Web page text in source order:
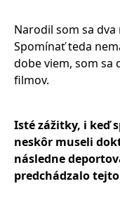
Narodil som sa
Spomínať teda
dobe viem, som sa
filmov.
Isté zážitky, i keď
neskôr museli
následne
predchádzalo